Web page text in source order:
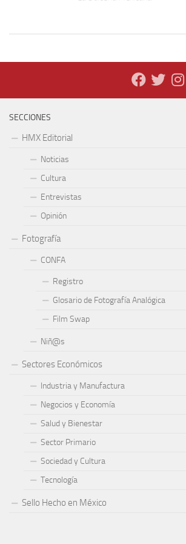
SECCIONES
HMX Editorial
Noticias
Cultura
Entrevistas
Opinión
Fotografía
CONFA
Registro
Glosario de Fotografía Analógica
Film Swap
Niñ@s
Sectores Económicos
Industria y Manufactura
Negocios y Economía
Salud y Bienestar
Sector Primario
Sociedad y Cultura
Tecnología
Sello Hecho en México